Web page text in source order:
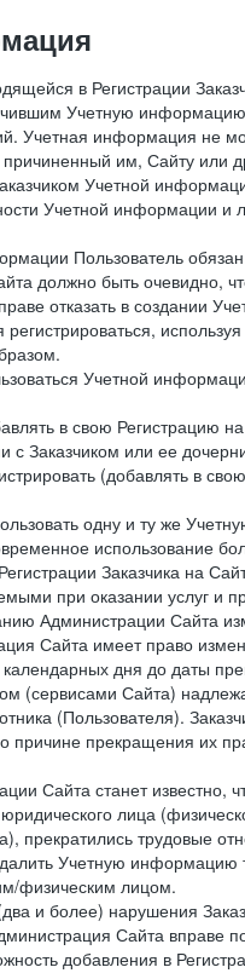
в Регистрации
Учетную
Учетная информация не
причиненный им, Сайту
Учетной
Учетной информации
Пользователь
должно быть очевидно,
отказать в создании
Учетной
в свою Регистрацию
Заказчиком или ее
(добавлять в
одну и ту же
использование
Заказчика на
при оказании услуг и
Администрации Сайта
Сайта имеет право
календарных дня до даты
(сервисами Сайта)
(Пользователя).
причине прекращения их
Сайта станет
лица
прекратились трудовые
Учетную информацию
физическим лицом.
и более) нарушения
Сайта вправе
добавления в